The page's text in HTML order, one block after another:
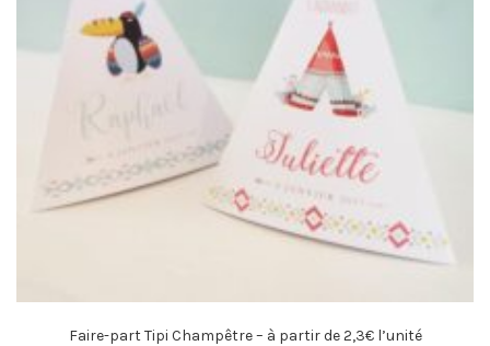
Faire-part Tipi Champêtre – à partir de 2,3€ l’unité